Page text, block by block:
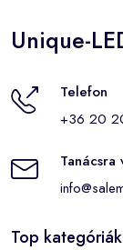
Unique-
Telefon
+36 20
Tanácsra
Top kategóriák